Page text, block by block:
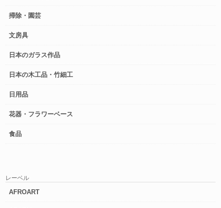
掃除・園芸
文房具
日本のガラス作品
日本の木工品・竹細工
日用品
花器・フラワーベース
食品
レーベル
AFROART